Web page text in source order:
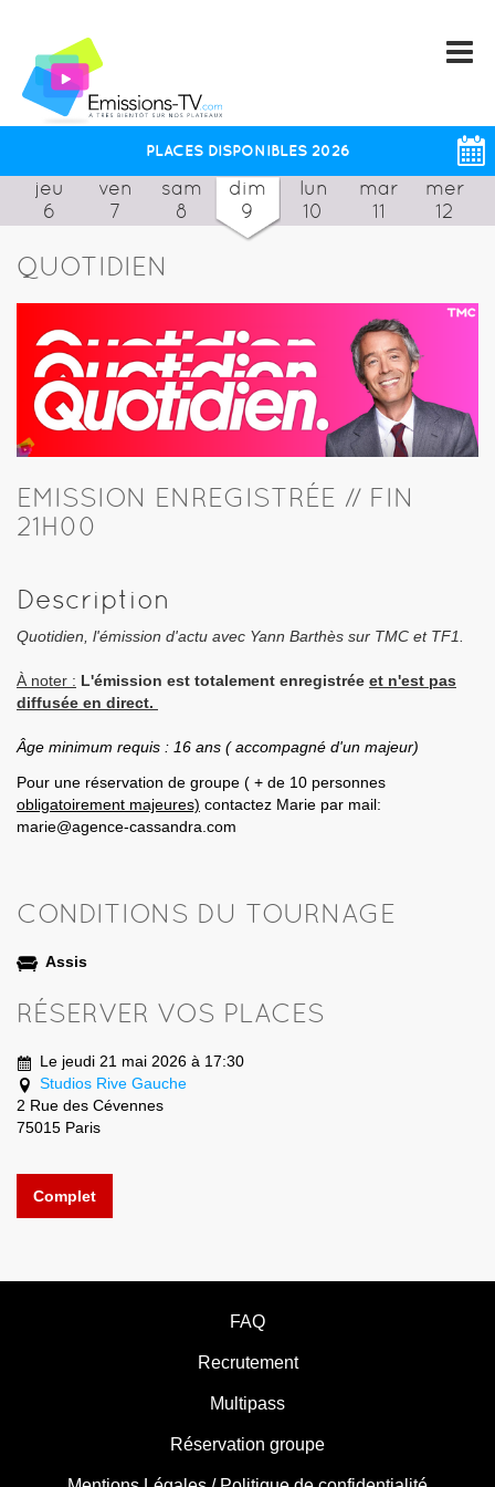
PLACES DISPONIBLES 2026
jeu
6
ven
7
sam
8
dim
9
lun
10
mar
11
mer
12
QUOTIDIEN
EMISSION ENREGISTRÉE // FIN
21H00
Description
Quotidien, l'émission d'actu avec Yann Barthès sur TMC et TF1.
À noter : L'émission est totalement enregistrée et n'est pas
diffusée en direct.
Âge minimum requis : 16 ans ( accompagné d'un majeur)
Pour une réservation de groupe ( + de 10 personnes
obligatoirement majeures) contactez Marie par mail:
marie@agence-cassandra.com
CONDITIONS DU TOURNAGE
Assis
RÉSERVER VOS PLACES
Le jeudi 21 mai 2026 à 17:30
Studios Rive Gauche
2 Rue des Cévennes
75015 Paris
Complet
FAQ
Recrutement
Multipass
Réservation groupe